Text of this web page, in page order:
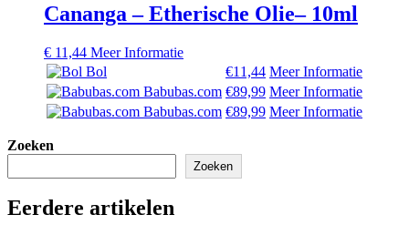
Cananga – Etherische Olie– 10ml
€ 11,44 Meer Informatie
Bol
€11,44 Meer Informatie
Babubas.com €89,99 Meer Informatie
Babubas.com €89,99 Meer Informatie
Zoeken
Zoeken
Eerdere artikelen